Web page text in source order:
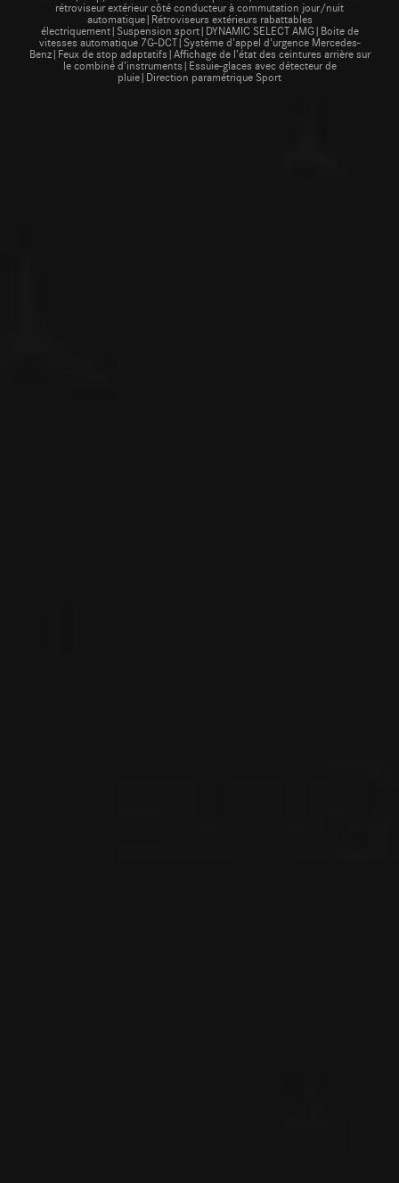
rétroviseur extérieur côté conducteur à commutation jour/nuit
automatique|Rétroviseurs extérieurs rabattables
électriquement|Suspension sport|DYNAMIC SELECT AMG|Boite de
vitesses automatique 7G-DCT|Système d'appel d'urgence Mercedes-
Benz|Feux de stop adaptatifs|Affichage de l’état des ceintures arrière sur
le combiné d’instruments|Essuie-glaces avec détecteur de
pluie|Direction paramétrique Sport